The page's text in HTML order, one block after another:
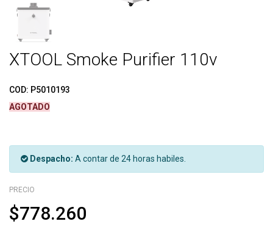
XTOOL Smoke Purifier 110v
COD: P5010193
AGOTADO
Despacho: A contar de 24 horas habiles.
PRECIO
$778.260